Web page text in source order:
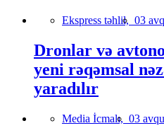
Ekspress təhlil, 03
Dronlar və
yeni rəqəmsal
yaradılır
Media İcmalı, 03